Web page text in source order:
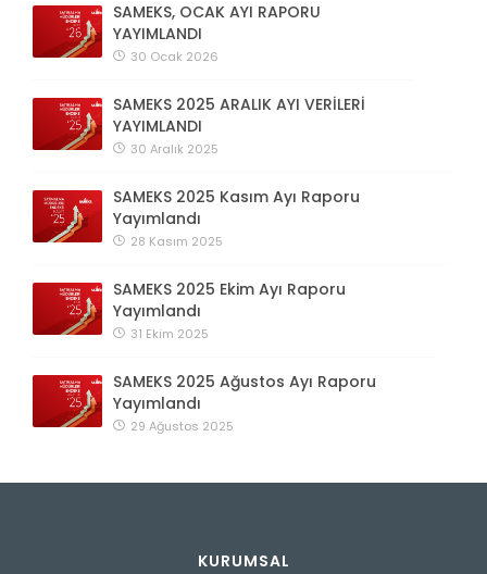
SAMEKS, OCAK AYI RAPORU
YAYIMLANDI
30 Ocak 2026
SAMEKS 2025 ARALIK AYI VERİLERİ
YAYIMLANDI
30 Aralık 2025
SAMEKS 2025 Kasım Ayı Raporu
Yayımlandı
28 Kasım 2025
SAMEKS 2025 Ekim Ayı Raporu
Yayımlandı
31 Ekim 2025
SAMEKS 2025 Ağustos Ayı Raporu
Yayımlandı
29 Ağustos 2025
KURUMSAL